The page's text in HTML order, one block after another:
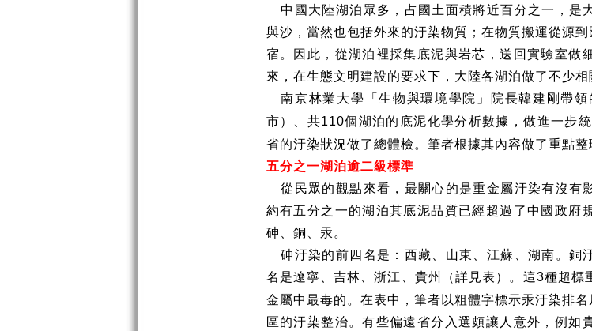
中國大陸湖泊眾多，占國土面積將近百分之一，
與沙，當然也包括外來的汙染物質；在物質搬運從源
宿。因此，從湖泊裡採集底泥與岩芯，送回實驗室
來，在生態文明建設的要求下，大陸各湖泊做了不少相
南京林業大學「生物與環境學院」院長韓建剛帶
市）、共110個湖泊的底泥化學分析數據，做進一步
省的汙染狀況做了總體檢。筆者根據其內容做了重點整
五分之一湖泊逾二級標準
從民眾的觀點來看，最關心的是重金屬汙染有沒有
約有五分之一的湖泊其底泥品質已經超過了中國政
砷、銅、汞。
砷汙染的前四名是：西藏、山東、江蘇、湖南。銅
名是遼寧、吉林、浙江、貴州（詳見表）。這3種超標
金屬中最毒的。在表中，筆者以粗體字標示汞汙染排
區的汙染整治。有些偏遠省分入選頗讓人意外，例